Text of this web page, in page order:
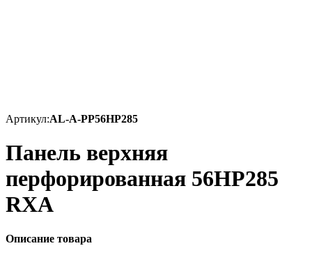
Артикул:AL-A-PP56HP285
Панель верхняя
перфорированная 56HP285
RXA
Описание товара